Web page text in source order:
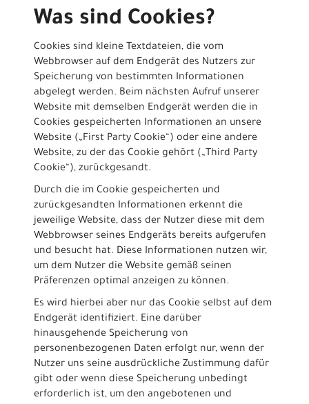
Was sind Cookies?
Cookies sind kleine Textdateien, die vom
Webbrowser auf dem Endgerät des Nutzers zur
Speicherung von bestimmten Informationen
abgelegt werden. Beim nächsten Aufruf unserer
Website mit demselben Endgerät werden die in
Cookies gespeicherten Informationen an unsere
Website („First Party Cookie“) oder eine andere
Website, zu der das Cookie gehört („Third Party
Cookie“), zurückgesandt.
Durch die im Cookie gespeicherten und
zurückgesandten Informationen erkennt die
jeweilige Website, dass der Nutzer diese mit dem
Webbrowser seines Endgeräts bereits aufgerufen
und besucht hat. Diese Informationen nutzen wir,
um dem Nutzer die Website gemäß seinen
Präferenzen optimal anzeigen zu können.
Es wird hierbei aber nur das Cookie selbst auf dem
Endgerät identifiziert. Eine darüber
hinausgehende Speicherung von
personenbezogenen Daten erfolgt nur, wenn der
Nutzer uns seine ausdrückliche Zustimmung dafür
gibt oder wenn diese Speicherung unbedingt
erforderlich ist, um den angebotenen und